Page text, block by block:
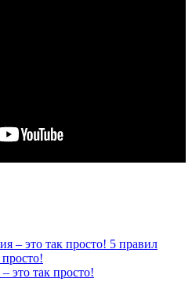
5 правил
это так просто!